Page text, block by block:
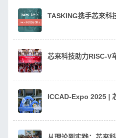
TASKING携手芯来科
芯来科技助力RISC-V
ICCAD-Expo 2025 |